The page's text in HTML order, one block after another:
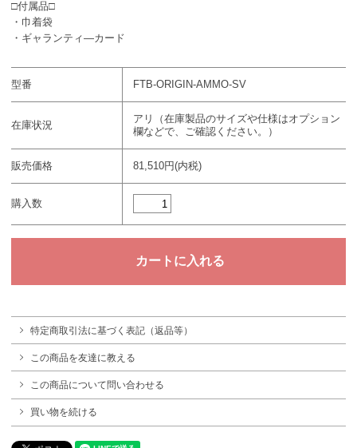
□付属品□
・巾着袋
・ギャランティ―カード
型番 FTB-ORIGIN-AMMO-SV
在庫状況
アリ（在庫製品のサイズや仕様はオプション
欄などで、ご確認ください。）
販売価格 81,510円(内税)
購入数
特定商取引法に基づく表記（返品等）
この商品を友達に教える
この商品について問い合わせる
買い物を続ける